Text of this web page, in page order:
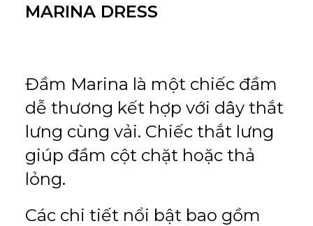
MARINA DRESS
Đầm Marina là một chiếc đầm
dễ thương kết hợp với dây thắt
lưng cùng vải. Chiếc thắt lưng
giúp đầm cột chặt hoặc thả
lỏng.
Các chi tiết nổi bật bao gồm